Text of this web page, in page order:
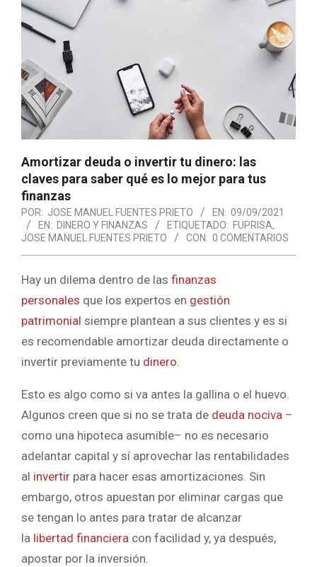
Amortizar deuda o invertir tu dinero: las
claves para saber qué es lo mejor para tus
finanzas
POR: JOSE MANUEL FUENTES PRIETO EN: 09/09/2021
EN: DINERO Y FINANZAS ETIQUETADO: FUPRISA,
JOSE MANUEL FUENTES PRIETO
CON: 0 COMENTARIOS
Hay un dilema dentro de las finanzas
personales que los expertos en gestión
patrimonial siempre plantean a sus clientes y es si
es recomendable amortizar deuda directamente o
invertir previamente tu dinero
Esto es algo como si va antes la gallina o el huevo.
Algunos creen que si no se trata de deuda nociva –
como una hipoteca asumible– no es necesario
adelantar capital y sí aprovechar las rentabilidades
al invertir para hacer esas amortizaciones. Sin
embargo, otros apuestan por eliminar cargas que
se tengan lo antes para tratar de alcanzar
la libertad financiera con facilidad y, ya después,
apostar por la inversión.